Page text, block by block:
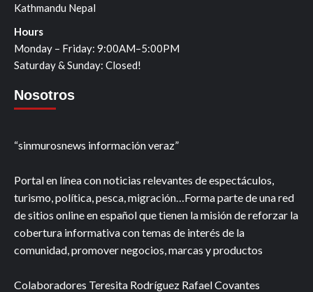
Kathmandu Nepal
Hours
Monday – Friday: 9:00AM–5:00PM
Saturday & Sunday: Closed!
Nosotros
“sinmurosnews información veraz”
Portal en línea con noticias relevantes de espectáculos,
turismo, política, pesca, migración…Forma parte de una red
de sitios online en español que tienen la misión de reforzar la
cobertura informativa con temas de interés de la
comunidad, promover negocios, marcas y productos
Colaboradores Teresita Rodríguez Rafael Covantes